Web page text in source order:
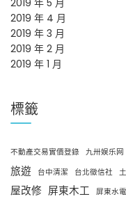
2019 年 4 月
2019 年 3 月
2019 年 2 月
2019 年 1 月
標籤
不動產交易實價登錄 九卅娱乐网
旅遊
台中清潔 台北徵信社
屋改修 屏東木工 屏東水電